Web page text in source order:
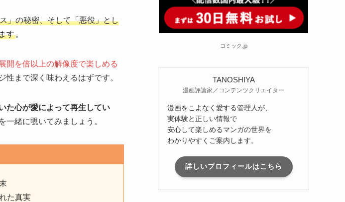
」の秘密、そして「悪役」とし
す 。
開を倍以上の解像度で楽しめる
性まで深く味わえるはずです。
た心が愛によって再生してい
一緒に覗いてみましょう。
た真実
コミック.jp
TANOSHIYA
漫画評論家／コンテンツクリエイター
漫画をこよなく愛する管理人が、
実体験と正しい情報で
安心して楽しめるマンガの世界を
わかりやすくご案内します。
詳しいプロフィールはこちら